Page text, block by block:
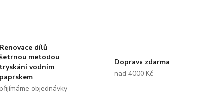
Renovace dílů
šetrnou metodou
tryskání vodním
paprskem
přijímáme objednávky
Doprava zdarma
nad 4000 Kč